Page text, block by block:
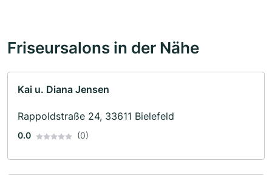
Friseursalons in der Nähe
Kai u. Diana Jensen
Rappoldstraße 24, 33611 Bielefeld
0.0 (0)